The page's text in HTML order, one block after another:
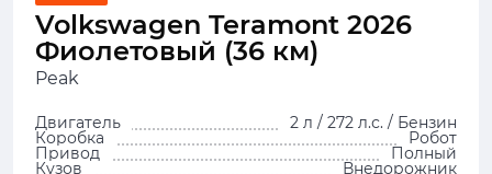
Volkswagen Teramont 2026
Фиолетовый (36 км)
Peak
Двигатель 2 л / 272 л.с. / Бензин
Коробка Робот
Привод Полный
Кузов Внедорожник